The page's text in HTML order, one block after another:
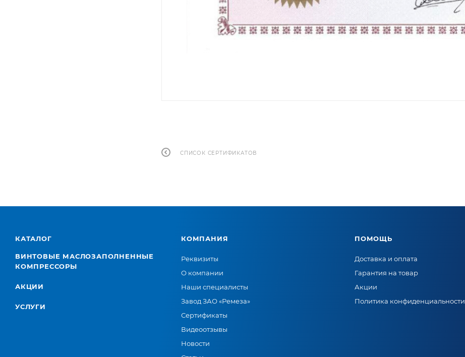
СПИСОК СЕРТИФИКАТОВ
КАТАЛОГ
ВИНТОВЫЕ МАСЛОЗАПОЛНЕННЫЕ
КОМПРЕССОРЫ
АКЦИИ
УСЛУГИ
КОМПАНИЯ
Реквизиты
О компании
Наши специалисты
Завод ЗАО «Ремеза»
Сертификаты
Видеоотзывы
Новости
ПОМОЩЬ
Доставка и оплата
Гарантия на товар
Акции
Политика конфиденциальности